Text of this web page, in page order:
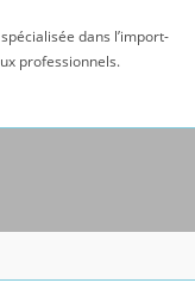
dans l’import-
professionnels.